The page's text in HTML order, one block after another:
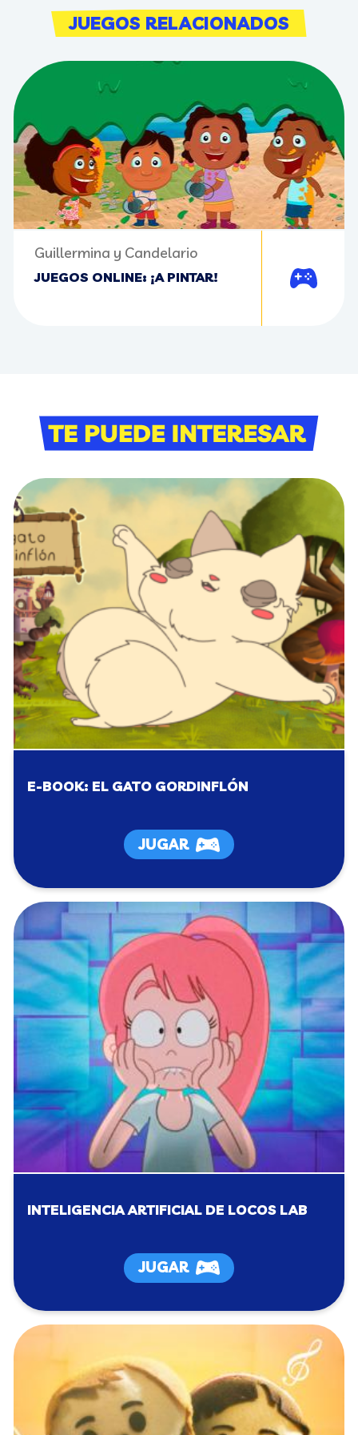
JUEGOS RELACIONADOS
Guillermina y Candelario
JUEGOS ONLINE: ¡A PINTAR! Jugar
Bloque Te puede
E-BOOK: EL GATO GORDINFLÓN
JUGAR
INTELIGENCIA ARTIFICIAL DE LOCOS LAB
JUGAR